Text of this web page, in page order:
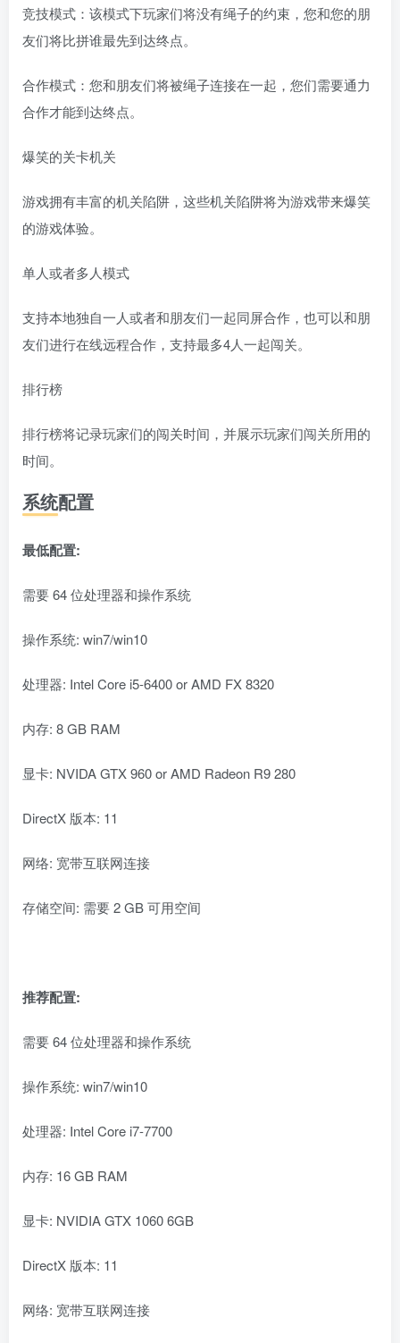
竞技模式：该模式下玩家们将没有绳子的约束，您和您的朋
友们将比拼谁最先到达终点。
合作模式：您和朋友们将被绳子连接在一起，您们需要通力
合作才能到达终点。
爆笑的关卡机关
游戏拥有丰富的机关陷阱，这些机关陷阱将为游戏带来爆笑
的游戏体验。
单人或者多人模式
支持本地独自一人或者和朋友们一起同屏合作，也可以和朋
友们进行在线远程合作，支持最多4人一起闯关。
排行榜
排行榜将记录玩家们的闯关时间，并展示玩家们闯关所用的
时间。
系统配置
最低配置:
需要 64 位处理器和操作系统
操作系统: win7/win10
处理器: Intel Core i5-6400 or AMD FX 8320
内存: 8 GB RAM
显卡: NVIDA GTX 960 or AMD Radeon R9 280
DirectX 版本: 11
网络: 宽带互联网连接
存储空间: 需要 2 GB 可用空间
推荐配置:
需要 64 位处理器和操作系统
操作系统: win7/win10
处理器: Intel Core i7-7700
内存: 16 GB RAM
显卡: NVIDIA GTX 1060 6GB
DirectX 版本: 11
网络: 宽带互联网连接